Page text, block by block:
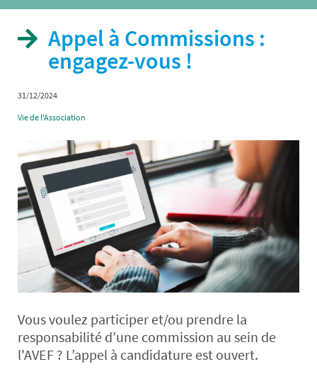
Appel à Commissions :
engagez-vous !
31/12/2024
Vie de l'Association
Vous voulez participer et/ou prendre la
responsabilité d’une commission au sein de
l'AVEF ? L’appel à candidature est ouvert.